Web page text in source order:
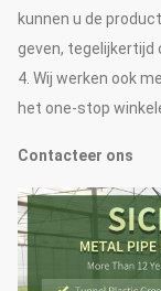
kunnen u de
geven, tegelijkertijd
4. Wij werken ook
het one-stop
Contacteer ons